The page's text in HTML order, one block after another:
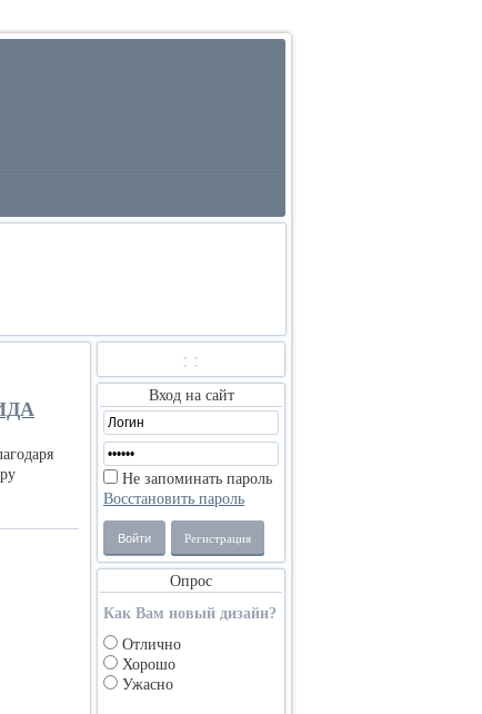
: :
Вход на сайт
Не запоминать пароль
Восстановить пароль
Войти Регистрация
Опрос
Как Вам новый дизайн?
Отлично
Хорошо
Ужасно